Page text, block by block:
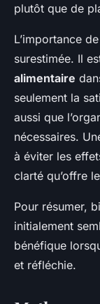
plutôt que de
L’importance
surestimée. Il
alimentaire
seulement la
aussi que
nécessaires.
à éviter les
clarté qu’offre
Pour résumer,
initialement
bénéfique
et réfléchie.